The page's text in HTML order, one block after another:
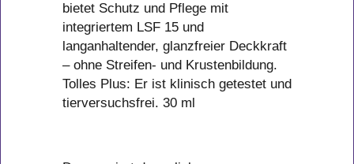
bietet Schutz und Pflege mit
integriertem LSF 15 und
langanhaltender, glanzfreier Deckkraft
– ohne Streifen- und Krustenbildung.
Tolles Plus: Er ist klinisch getestet und
tierversuchsfrei. 30 ml